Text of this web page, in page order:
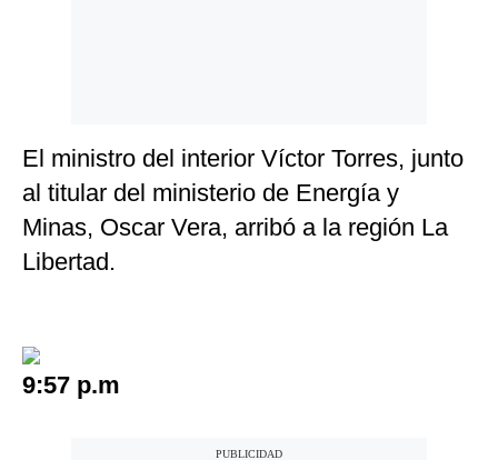
El ministro del interior Víctor Torres, junto
al titular del ministerio de Energía y
Minas, Oscar Vera, arribó a la región La
Libertad.
9:57 p.m